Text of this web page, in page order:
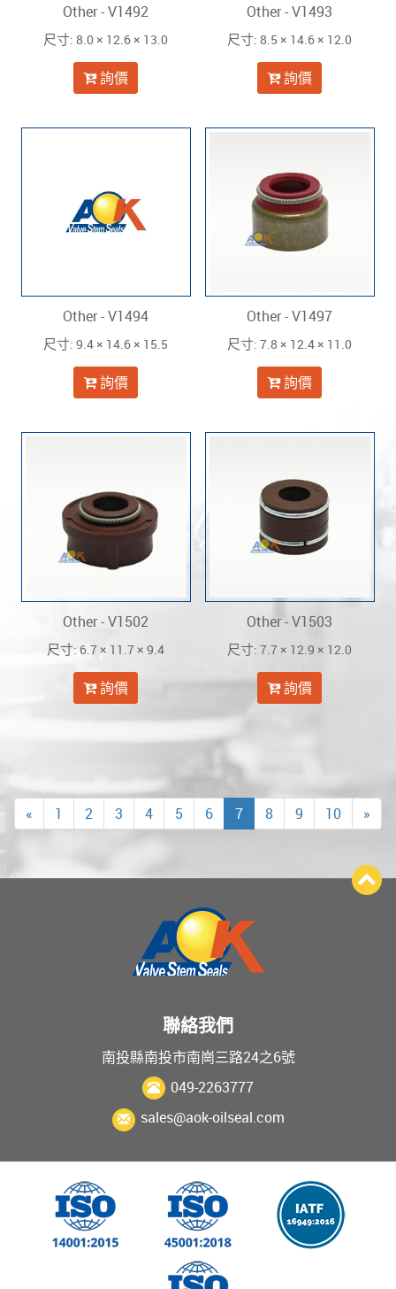
Other - V1492
尺寸: 8.0 × 12.6 × 13.0
詢價
Other - V1493
尺寸: 8.5 × 14.6 × 12.0
詢價
Other - V1494
尺寸: 9.4 × 14.6 × 15.5
詢價
Other - V1497
尺寸: 7.8 × 12.4 × 11.0
詢價
Other - V1502
尺寸: 6.7 × 11.7 × 9.4
詢價
Other - V1503
尺寸: 7.7 × 12.9 × 12.0
詢價
« 1 2 3 4 5 6 7 8 9 10 »
聯絡我們
南投縣南投市南崗三路24之6號
049-2263777
sales@aok-oilseal.com